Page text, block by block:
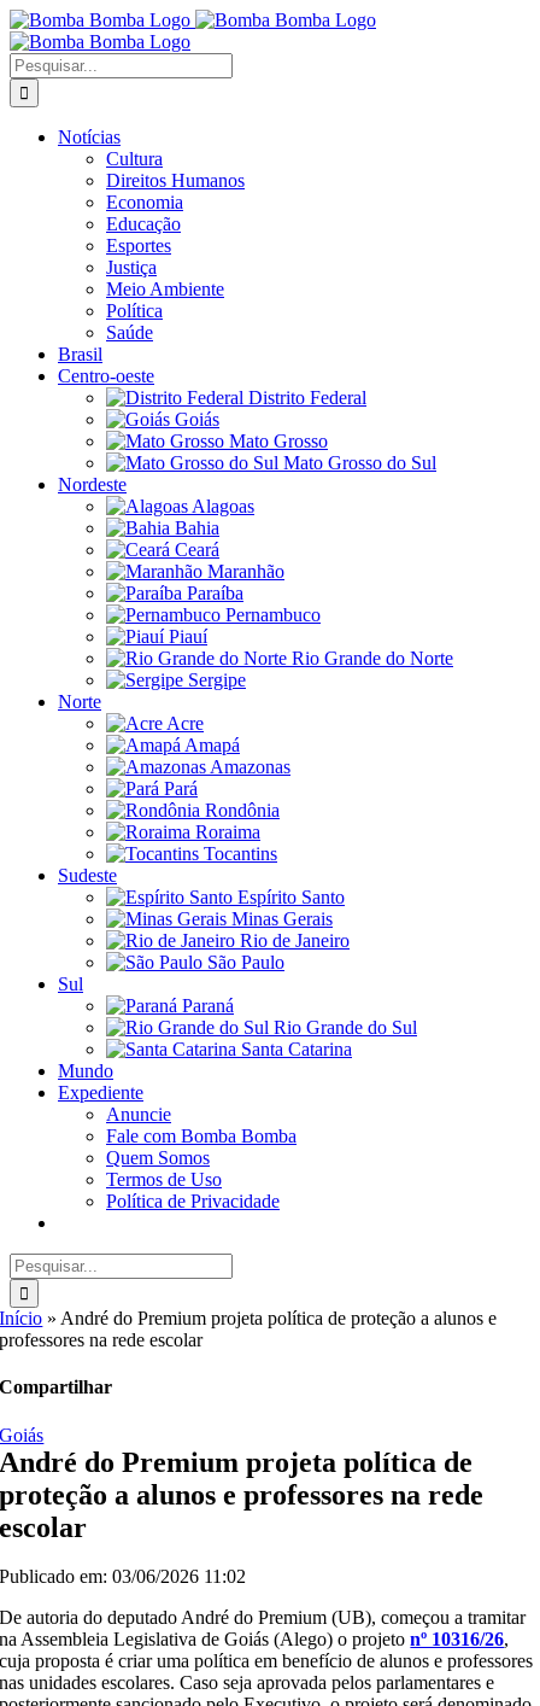
Ir
para
o
conteúdo
Buscar
resultados
para:
Notícias
Cultura
Direitos Humanos
Economia
Educação
Esportes
Justiça
Meio Ambiente
Política
Saúde
Brasil
Centro-oeste
Distrito Federal
Goiás
Mato Grosso
Mato Grosso do Sul
Nordeste
Alagoas
Bahia
Ceará
Maranhão
Paraíba
Pernambuco
Piauí
Rio Grande do Norte
Sergipe
Norte
Acre
Amapá
Amazonas
Pará
Rondônia
Roraima
Tocantins
Sudeste
Espírito Santo
Minas Gerais
Rio de Janeiro
São Paulo
Sul
Paraná
Rio Grande do Sul
Santa Catarina
Mundo
Expediente
Anuncie
Fale com Bomba Bomba
Quem Somos
Termos de Uso
Política de Privacidade
Buscar
resultados
para:
Início » André do Premium projeta política de proteção a alunos e
professores na rede escolar
Compartilhar
Goiás
André do Premium projeta política de
proteção a alunos e professores na rede
escolar
Publicado em: 03/06/2026 11:02
De autoria do deputado André do Premium (UB), começou a tramitar
na Assembleia Legislativa de Goiás (Alego) o projetonº 10316/26,
cuja proposta é criar uma política em benefício de alunos e professores
nas unidades escolares. Caso seja aprovada pelos parlamentares e